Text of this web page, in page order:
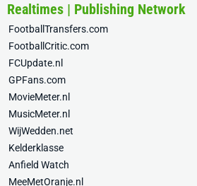
Realtimes | Publishing Network
FootballTransfers.com
FootballCritic.com
FCUpdate.nl
GPFans.com
MovieMeter.nl
MusicMeter.nl
WijWedden.net
Kelderklasse
Anfield Watch
MeeMetOranje.nl